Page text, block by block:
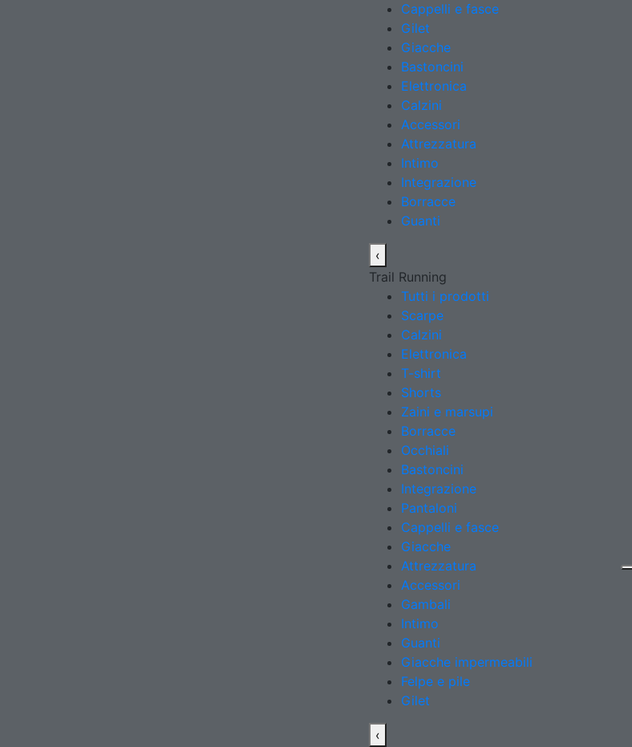
Cappelli e fasce
Gilet
Giacche
Bastoncini
Elettronica
Calzini
Accessori
Attrezzatura
Intimo
Integrazione
Borracce
Guanti
‹
Trail Running
Tutti i prodotti
Scarpe
Calzini
Elettronica
T-shirt
Shorts
Zaini e marsupi
Borracce
Occhiali
Bastoncini
Integrazione
Pantaloni
Cappelli e fasce
Giacche
Attrezzatura
Accessori
Gambali
Intimo
Guanti
Giacche impermeabili
Felpe e pile
Gilet
‹